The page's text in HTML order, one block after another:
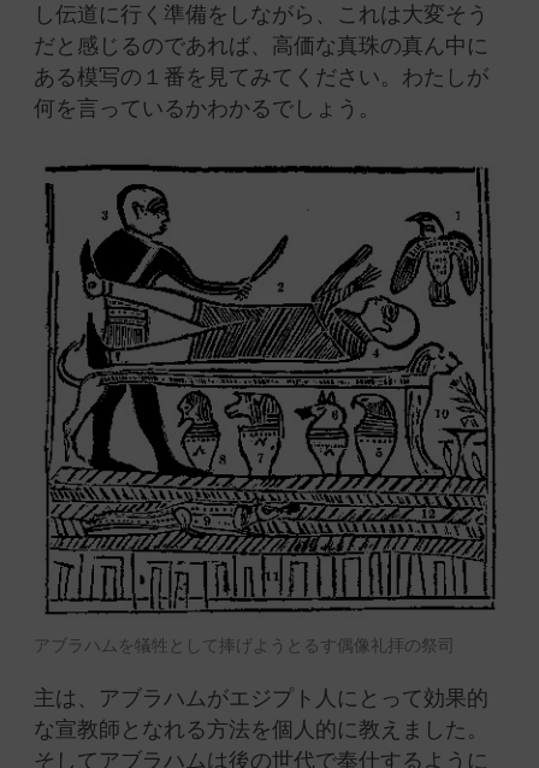
し伝道に行く準備をしながら、これは大変そう
だと感じるのであれば、高価な真珠の真ん中に
ある模写の１番を見てみてください。わたしが
何を言っているかわかるでしょう。
アブラハムを犠牲として捧げようとるす偶像礼拝の祭司
主は、アブラハムがエジプト人にとって効果的
な宣教師となれる方法を個人的に教えました。
そしてアブラハムは後の世代で奉仕するように